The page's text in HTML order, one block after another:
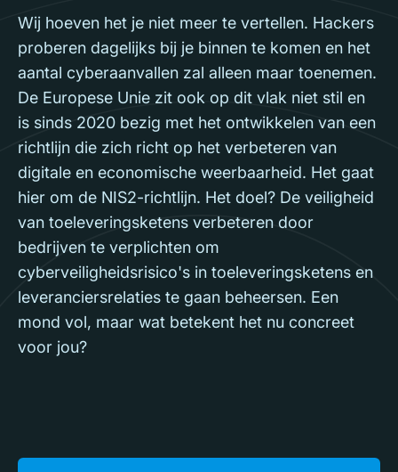
Wij hoeven het je niet meer te vertellen. Hackers
proberen dagelijks bij je binnen te komen en het
aantal cyberaanvallen zal alleen maar toenemen.
De Europese Unie zit ook op dit vlak niet stil en
is sinds 2020 bezig met het ontwikkelen van een
richtlijn die zich richt op het verbeteren van
digitale en economische weerbaarheid. Het gaat
hier om de NIS2-richtlijn. Het doel? De veiligheid
van toeleveringsketens verbeteren door
bedrijven te verplichten om
cyberveiligheidsrisico's in toeleveringsketens en
leveranciersrelaties te gaan beheersen. Een
mond vol, maar wat betekent het nu concreet
voor jou?